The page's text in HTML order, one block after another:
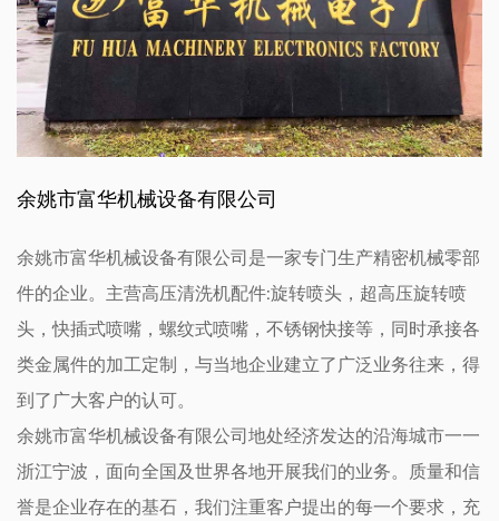
余姚市富华机械设备有限公司
余姚市富华机械设备有限公司是一家专门生产精密机械零部
件的企业。主营高压清洗机配件:旋转喷头，超高压旋转喷
头，快插式喷嘴，螺纹式喷嘴，不锈钢快接等，同时承接各
类金属件的加工定制，与当地企业建立了广泛业务往来，得
到了广大客户的认可。
余姚市富华机械设备有限公司地处经济发达的沿海城市一一
浙江宁波，面向全国及世界各地开展我们的业务。质量和信
誉是企业存在的基石，我们注重客户提出的每一个要求，充